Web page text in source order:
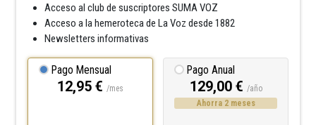
Acceso al club de suscriptores SUMA VOZ
Acceso a la hemeroteca de La Voz desde 1882
Newsletters informativas
Pago Mensual
12,95 € /mes
Pago Anual
129,00 € /año
Ahorra 2 meses